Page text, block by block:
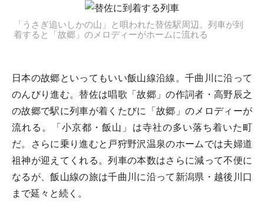
「うさぎ追いしかの山」と唄われた替佐駅周辺。列車が到
着すると「故郷」のメロディーがホームに流れる
日本の故郷といってもいい飯山線沿線。千曲川に沿って
のんびり進む。替佐は唱歌「故郷」の作詞者・高野辰之
の故郷で駅に列車が着くたびに「故郷」のメロディーが
流れる。「小京都・飯山」は寺社の多い落ち着いた町
だ。さらに乗り進むと戸狩野沢温泉のホームでは夫婦道
祖神が迎えてくれる。列車の本数はさらに減って不便に
なるが、飯山線の旅は千曲川に沿って新潟県・越後川口
まで延々と続く。